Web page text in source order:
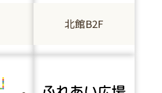
北館B2F